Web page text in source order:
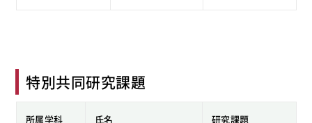
特別共同研究課題
所属学科 氏名 研究課題